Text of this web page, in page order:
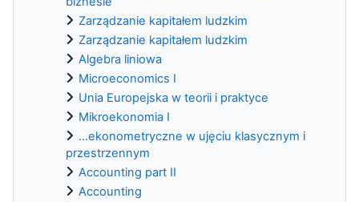
Zarządzanie kapitałem ludzkim
Zarządzanie kapitałem ludzkim
Algebra liniowa
Microeconomics I
Unia Europejska w teorii i praktyce
Mikroekonomia I
...ekonometryczne w ujęciu klasycznym i
przestrzennym
Accounting part II
Accounting